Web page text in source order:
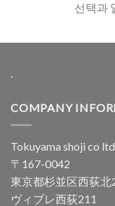
선택과
.
COMPANY
Tokuyama shoji co ltd
〒167-0042
東京都杉並区西荻
ヴィブレ西荻211